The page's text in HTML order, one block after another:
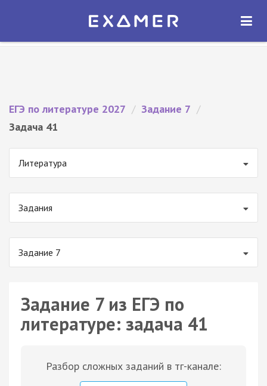
Экзамер — ЕГЭ 2027
ОТКРЫТЬ
ЕГЭ по литературе 2027 / Задание 7 /
Задача 41
Литература
Задания
Задание 7
Задание 7 из ЕГЭ по
литературе: задача 41
Разбор сложных заданий в тг-канале: